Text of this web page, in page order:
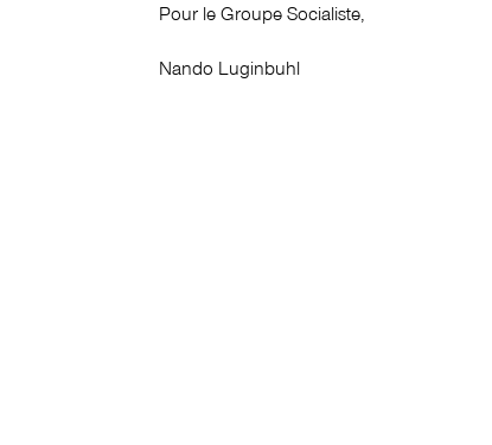
Pour le Groupe Socialiste,
Nando Luginbuhl